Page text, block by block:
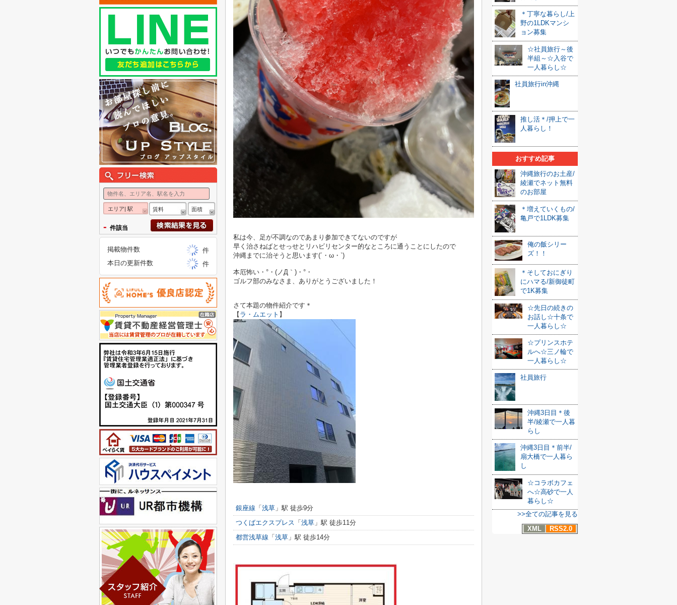
私は今、足が不調なのであまり参加できてないのですが
早く治さねばとせっせとリハビリセンター的なところに通うことにしたので
沖縄までに治そうと思います(´・ω・`)
本厄怖い・°・(ノД｀)・°・
ゴルフ部のみなさま、ありがとうございました！
さて本題の物件紹介です＊
【ラ・ムエット 】
銀座線 「浅草 」駅 徒歩9分
つくばエクスプレス 「浅草 」駅 徒歩11分
都営浅草線 「浅草 」駅 徒歩14分
＊丁寧な暮らし/上
野の1LDKマンシ
ョン募集
☆社員旅行～後
半組～☆入谷で
一人暮らし☆
社員旅行in沖縄
推し活＊/押上で一
人暮らし！
おすすめ記事
沖縄旅行のお土産/
綾瀬でネット無料
のお部屋
＊増えていくもの/
亀戸で1LDK募集
俺の飯シリー
ズ！！
＊そしておにぎり
にハマる/新御徒町
で1K募集
☆先日の続きの
お話し☆十条で
一人暮らし☆
☆プリンスホテ
ルへ☆三ノ輪で
一人暮らし☆
社員旅行
沖縄3日目＊後
半/綾瀬で一人暮
らし
沖縄3日目＊前半/
扇大橋で一人暮ら
し
☆コラボカフェ
へ☆高砂で一人
暮らし☆
>>全ての記事を見る
XML
RSS2.0
エリア| 駅 賃料 面積
- 件該当
掲載物件数
件
本日の更新件数
件